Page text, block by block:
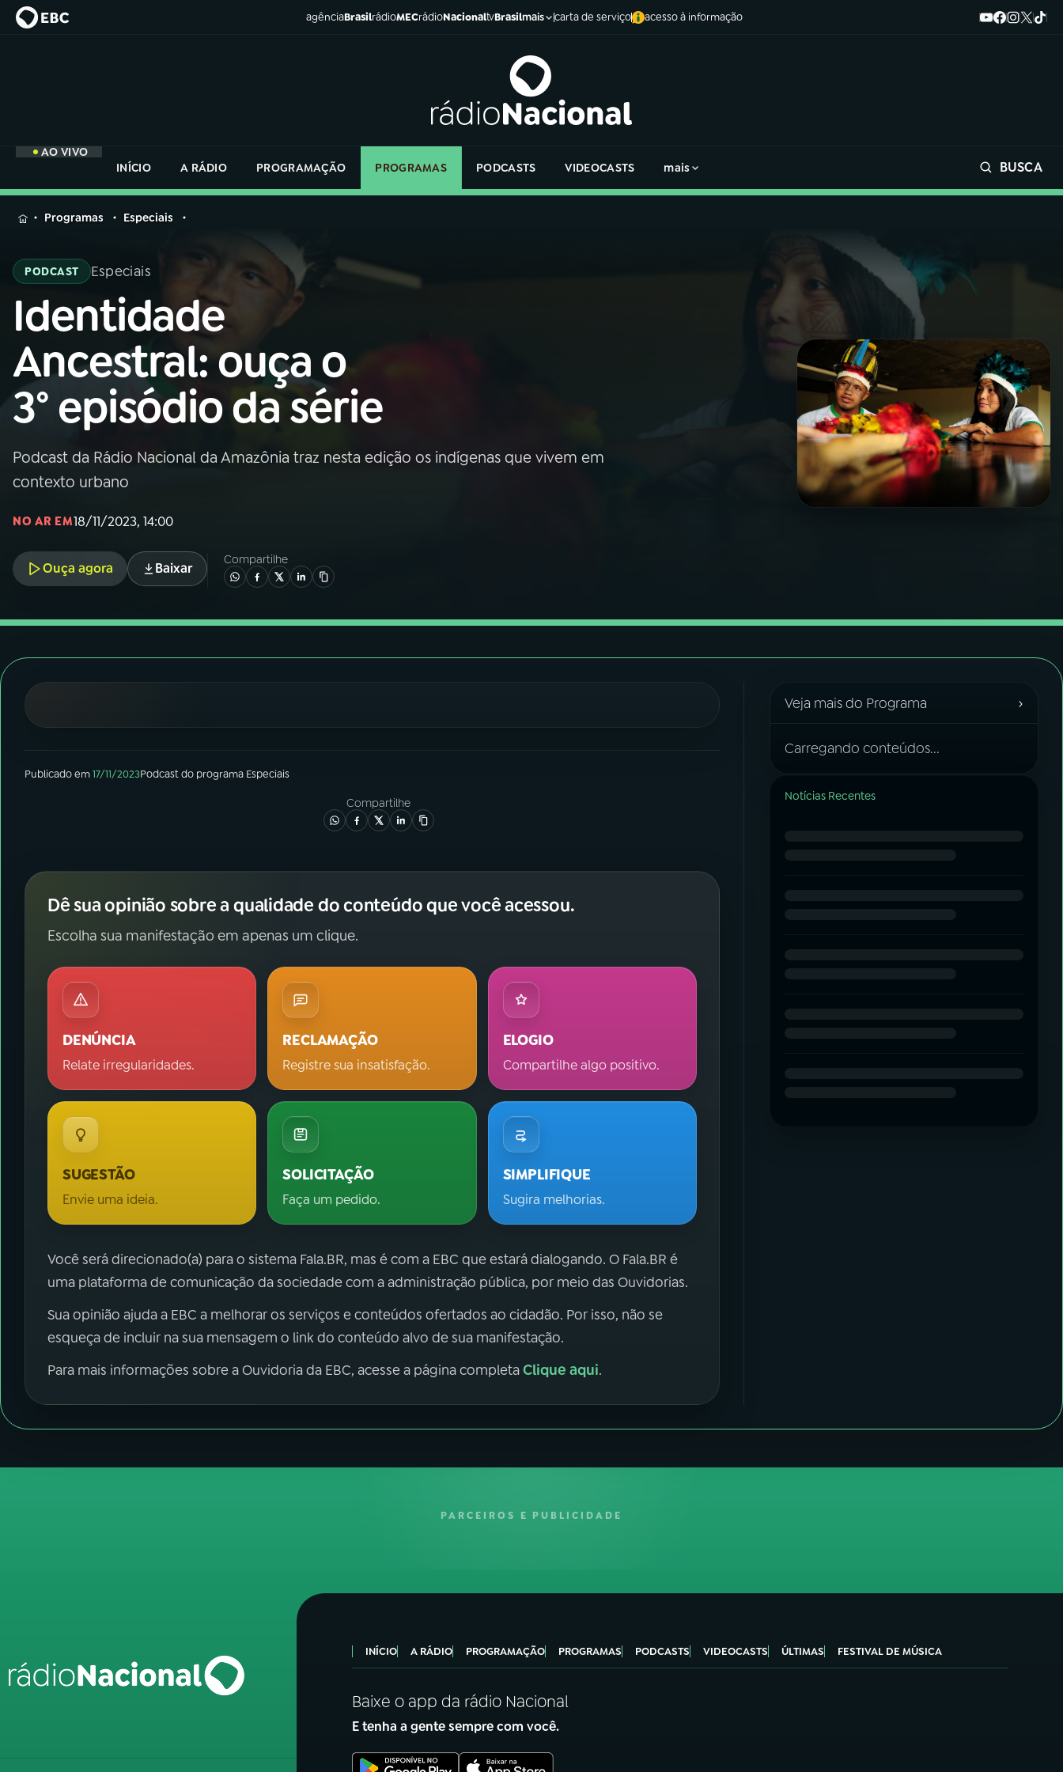
agênciaBrasilrádioMECrádioNacionaltvBrasilmais carta de serviço acesso à informação
AO VIVO
INÍCIO
A RÁDIO PROGRAMAÇÃO PROGRAMAS PODCASTS VIDEOCASTS mais BUSCA
MENU
Buscar
na
Rádio
Nacional
Buscar
AO VIVO
INÍCIO
A RÁDIO
04PROGRAMAS
06VIDEOCASTS
TikTok
na
Rádio
Programas Especiais
PODCAST Especiais
Identidade
Ancestral: ouça o
3° episódio da série
Podcast da Rádio Nacional da Amazônia traz nesta edição os indígenas que vivem em
contexto urbano
NO AR EM18/11/2023, 14:00
Ouça agora Baixar
Compartilhe
Publicado em17/11/2023Podcastdo programa Especiais
Compartilhe
Dê sua opinião sobre a qualidade do conteúdo que você acessou.
Escolha sua manifestação em apenas um clique.
DENÚNCIA
Relate irregularidades.
RECLAMAÇÃO
Registre sua insatisfação.
ELOGIO
Compartilhe algo positivo.
SUGESTÃO
Envie uma ideia.
SOLICITAÇÃO
Faça um pedido.
SIMPLIFIQUE
Sugira melhorias.
Você será direcionado(a) para o sistema Fala.BR, mas é com a EBC que estará dialogando. O Fala.BR é
uma plataforma de comunicação da sociedade com a administração pública, por meio das Ouvidorias.
Sua opinião ajuda a EBC a melhorar os serviços e conteúdos ofertados ao cidadão. Por isso, não se
esqueça de incluir na sua mensagem o link do conteúdo alvo de sua manifestação.
Para mais informações sobre a Ouvidoria da EBC, acesse a página completaClique aqui.
Veja mais do Programa ›
Carregando conteúdos...
Notícias Recentes
PARCEIROS E PUBLICIDADE
INÍCIO A RÁDIO PROGRAMAÇÃO PROGRAMAS PODCASTS VIDEOCASTS ÚLTIMAS FESTIVAL DE MÚSICA
Baixe o app da rádio Nacional
E tenha a gente sempre com você.